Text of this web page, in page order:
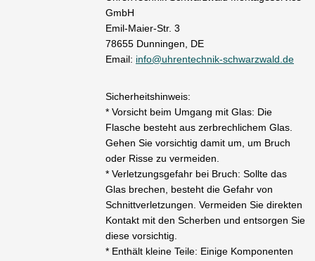
GmbH
Emil-Maier-Str. 3
78655 Dunningen, DE
Email: info@uhrentechnik-schwarzwald.de
Sicherheitshinweis:
* Vorsicht beim Umgang mit Glas: Die
Flasche besteht aus zerbrechlichem Glas.
Gehen Sie vorsichtig damit um, um Bruch
oder Risse zu vermeiden.
* Verletzungsgefahr bei Bruch: Sollte das
Glas brechen, besteht die Gefahr von
Schnittverletzungen. Vermeiden Sie direkten
Kontakt mit den Scherben und entsorgen Sie
diese vorsichtig.
* Enthält kleine Teile: Einige Komponenten